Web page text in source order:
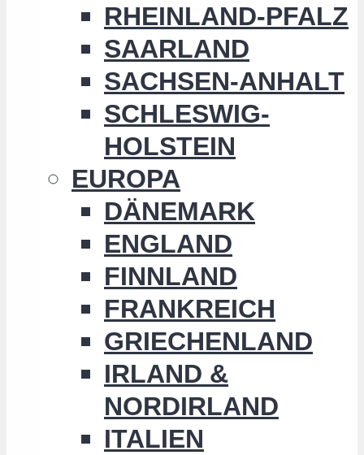
RHEINLAND-PFALZ
SAARLAND
SACHSEN-ANHALT
SCHLESWIG-
HOLSTEIN
EUROPA
DÄNEMARK
ENGLAND
FINNLAND
FRANKREICH
GRIECHENLAND
IRLAND &
NORDIRLAND
ITALIEN